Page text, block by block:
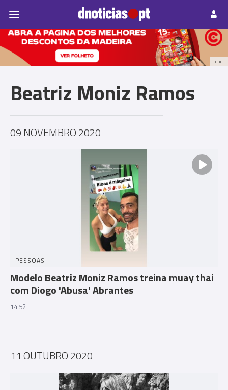
Prazeres Paisagens
PUB
Beatriz Moniz Ramos
09 NOVEMBRO 2020
PESSOAS
Modelo Beatriz Moniz Ramos treina muay thai
com Diogo 'Abusa' Abrantes
14:52
11 OUTUBRO 2020